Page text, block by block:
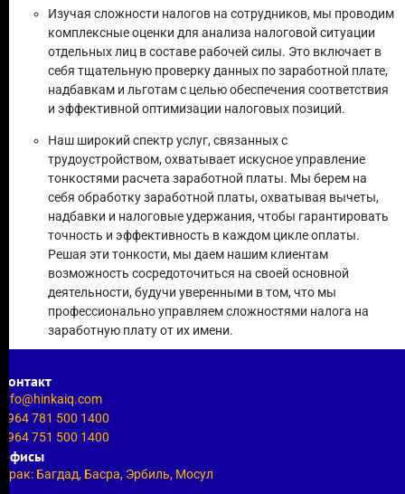
Изучая сложности налогов на сотрудников, мы проводим
комплексные оценки для анализа налоговой ситуации
отдельных лиц в составе рабочей силы. Это включает в
себя тщательную проверку данных по заработной плате,
надбавкам и льготам с целью обеспечения соответствия
и эффективной оптимизации налоговых позиций.
Наш широкий спектр услуг, связанных с
трудоустройством, охватывает искусное управление
тонкостями расчета заработной платы. Мы берем на
себя обработку заработной платы, охватывая вычеты,
надбавки и налоговые удержания, чтобы гарантировать
точность и эффективность в каждом цикле оплаты.
Решая эти тонкости, мы даем нашим клиентам
возможность сосредоточиться на своей основной
деятельности, будучи уверенными в том, что мы
профессионально управляем сложностями налога на
заработную плату от их имени.
Контакт
info@hinkaiq.com
+964 781 500 1400
+964 751 500 1400
Офисы
Ирак: Багдад, Басра, Эрбиль, Мосул